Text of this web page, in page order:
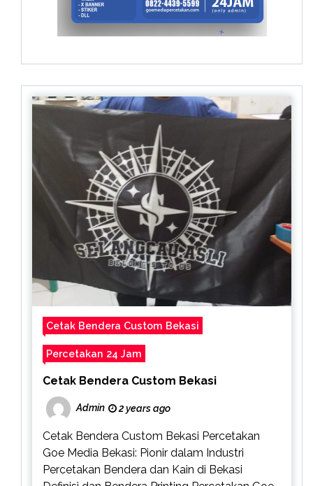
Cetak Bendera Custom Bekasi
Percetakan 24 Jam
Cetak Bendera Custom Bekasi
Admin 2 years ago
Cetak Bendera Custom Bekasi Percetakan
Goe Media Bekasi: Pionir dalam Industri
Percetakan Bendera dan Kain di Bekasi